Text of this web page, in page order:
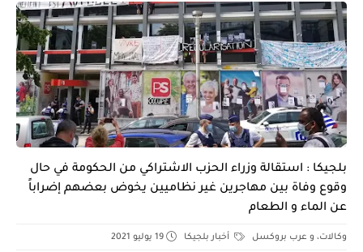
بلجيكا : استقالة وزراء الحزب الاشتراكي من الحكومة في حال
وقوع وفاة بين مهاجرين غير نظاميين يخوض بعضهم إضراباً
عن الماء و الطعام
وكالات، و عرب بروكسل أخبار بلجيكا 19 يوليو 2021